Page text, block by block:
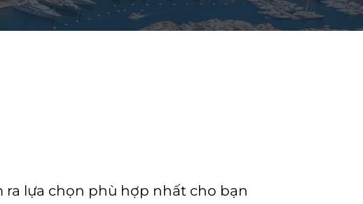
lựa chọn phù hợp nhất cho bạn